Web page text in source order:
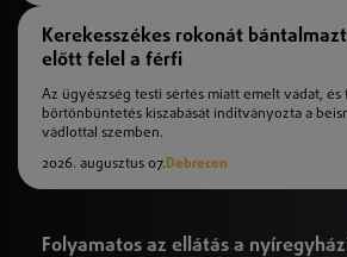
Kerekesszékes rokonát
előtt felel a férfi
Az ügyészség testi sértés miatt emelt vádat,
börtönbüntetés kiszabását indítványozta a
vádlottal szemben.
2026. augusztus 07.Debrecen
Folyamatos az ellátás a